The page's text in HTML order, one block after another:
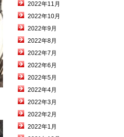
2022年11月
2022年10月
2022年9月
2022年8月
2022年7月
2022年6月
2022年5月
2022年4月
2022年3月
2022年2月
2022年1月